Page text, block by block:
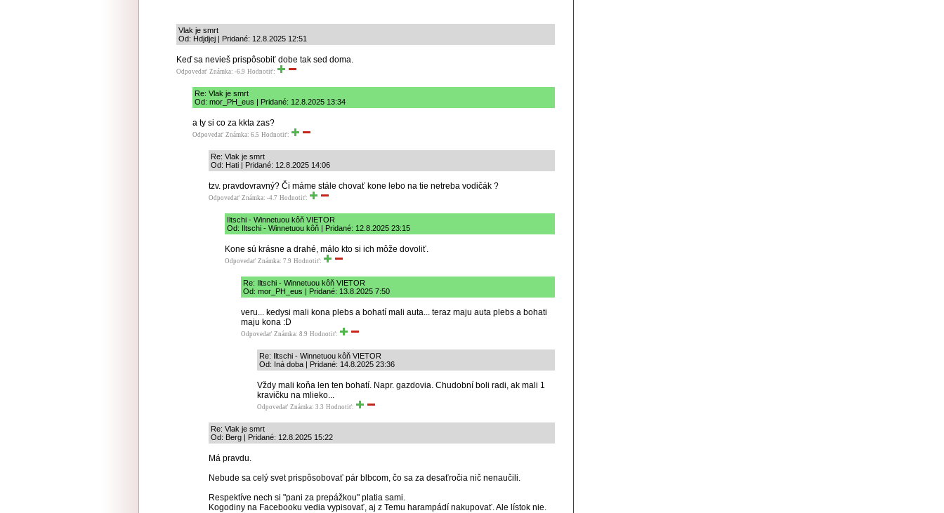
Vlak je smrt
Od: Hdjdjej | Pridané: 12.8.2025 12:51
Keď sa nevieš prispôsobiť dobe tak sed doma.
Odpovedať Známka: -6.9 Hodnotiť:
Re: Vlak je smrt
Od: mor_PH_eus | Pridané: 12.8.2025 13:34
a ty si co za kkta zas?
Odpovedať Známka: 6.5 Hodnotiť:
Re: Vlak je smrt
Od: Hati | Pridané: 12.8.2025 14:06
tzv. pravdovravný? Či máme stále chovať kone lebo na tie netreba vodičák ?
Odpovedať Známka: -4.7 Hodnotiť:
Iltschi - Winnetuou kôň VIETOR
Od: Iltschi - Winnetuou kôň | Pridané: 12.8.2025 23:15
Kone sú krásne a drahé, málo kto si ich môže dovoliť.
Odpovedať Známka: 7.9 Hodnotiť:
Re: Iltschi - Winnetuou kôň VIETOR
Od: mor_PH_eus | Pridané: 13.8.2025 7:50
veru... kedysi mali kona plebs a bohatí mali auta... teraz maju auta plebs a bohati
maju kona :D
Odpovedať Známka: 8.9 Hodnotiť:
Re: Iltschi - Winnetuou kôň VIETOR
Od: Iná doba | Pridané: 14.8.2025 23:36
Vždy mali koňa len ten bohatí. Napr. gazdovia. Chudobní boli radi, ak mali 1
kravičku na mlieko...
Odpovedať Známka: 3.3 Hodnotiť:
Re: Vlak je smrt
Od: Berg | Pridané: 12.8.2025 15:22
Má pravdu.
Nebude sa celý svet prispôsobovať pár blbcom, čo sa za desaťročia nič nenaučili.
Respektíve nech si "pani za prepážkou" platia sami.
Kogodiny na Facebooku vedia vypisovať, aj z Temu harampádí nakupovať. Ale lístok nie.